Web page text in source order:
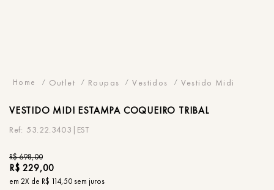
Outlet Roupas Vestidos Vestido Midi
VESTIDO MIDI ESTAMPA COQUEIRO TRIBAL
53.22.3403|EST
R$698,00
R$ 229,00
em 2X de R$ 114,50sem juros